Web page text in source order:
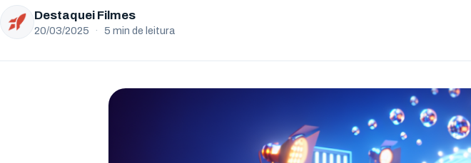
Destaquei Filmes
20/03/2025 · 5 min de leitura